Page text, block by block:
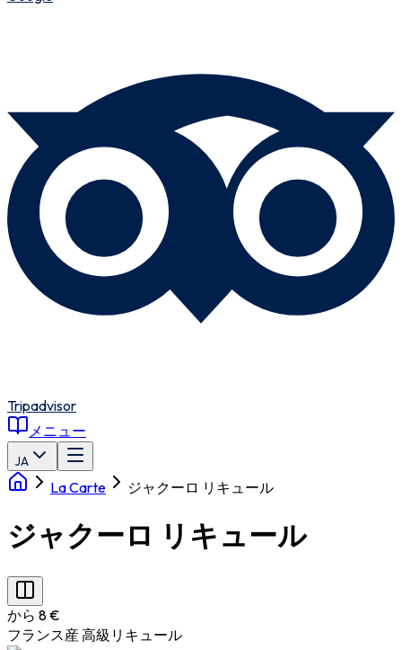
Tripadvisor
メニュー
JA
La Carte ジャクーロ リキュール
ジャクーロ リキュール
から 8 €
フランス産 高級リキュール